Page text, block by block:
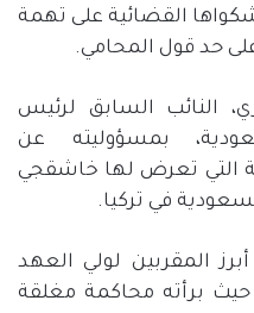
القضائية على تهمة
حد قول المحامي.
النائب السابق لرئيس
بمسؤوليته عن
التي تعرض لها خاشقجي
في تركيا.
المقربين لولي العهد
برأته محاكمة مغلقة